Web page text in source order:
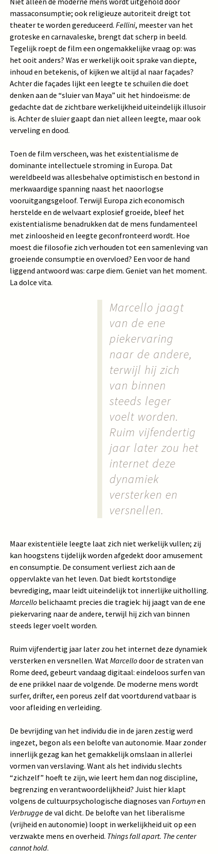
massaconsumptie; ook religieuze autoriteit dreigt tot
theater te worden gereduceerd. Fellini, meester van het
groteske en carnavaleske, brengt dat scherp in beeld.
Tegelijk roept de film een ongemakkelijke vraag op: was
het ooit anders? Was er werkelijk ooit sprake van diepte,
inhoud en betekenis, of kijken we altijd al naar façades?
Achter die façades lijkt een leegte te schuilen die doet
denken aan de “sluier van Maya” uit het hindoeïsme: de
gedachte dat de zichtbare werkelijkheid uiteindelijk illusoir
is. Achter de sluier gaapt dan niet alleen leegte, maar ook
verveling en dood.
Toen de film verscheen, was het existentialisme de
dominante intellectuele stroming in Europa. Dat
wereldbeeld was allesbehalve optimistisch en bestond in
merkwaardige spanning naast het naoorlogse
vooruitgangsgeloof. Terwijl Europa zich economisch
herstelde en de welvaart explosief groeide, bleef het
existentialisme benadrukken dat de mens fundamenteel
met zinloosheid en leegte geconfronteerd wordt. Hoe
moest die filosofie zich verhouden tot een samenleving van
groeiende consumptie en overvloed? Een voor de hand
liggend antwoord was: carpe diem. Geniet van het moment.
La dolce vita.
Marcello jaagt
van de ene
piekervaring
naar de andere,
terwijl hij zich
van binnen
steeds leger
voelt worden.
Ruim vijfendertig
jaar later zou het
internet deze
dynamiek
versterken en
versnellen.
Maar existentiële leegte laat zich niet werkelijk vullen; zij
kan hoogstens tijdelijk worden afgedekt door amusement
en consumptie. De consument verliest zich aan de
oppervlakte van het leven. Dat biedt kortstondige
bevrediging, maar leidt uiteindelijk tot innerlijke uitholling.
Marcello belichaamt precies die tragiek: hij jaagt van de ene
piekervaring naar de andere, terwijl hij zich van binnen
steeds leger voelt worden.
Ruim vijfendertig jaar later zou het internet deze dynamiek
versterken en versnellen. WatMarcellodoor de straten van
Rome deed, gebeurt vandaag digitaal: eindeloos surfen van
de ene prikkel naar de volgende. De moderne mens wordt
surfer, drifter, een poreus zelf dat voortdurend vatbaar is
voor afleiding en verleiding.
De bevrijding van het individu die in de jaren zestig werd
ingezet, begon als een belofte van autonomie. Maar zonder
innerlijk gezag kan het gemakkelijk omslaan in allerlei
vormen van verslaving. Want als het individu slechts
“zichzelf” hoeft te zijn, wie leert hem dan nog discipline,
begrenzing en verantwoordelijkheid? Juist hier klapt
volgens de cultuurpsychologische diagnoses van Fortuynen
Verbruggede val dicht. De belofte van het liberalisme
(vrijheid en autonomie) loopt in werkelijkheid uit op een
verzwakte mens en overheid. Things fall apart. The center
cannot hold.